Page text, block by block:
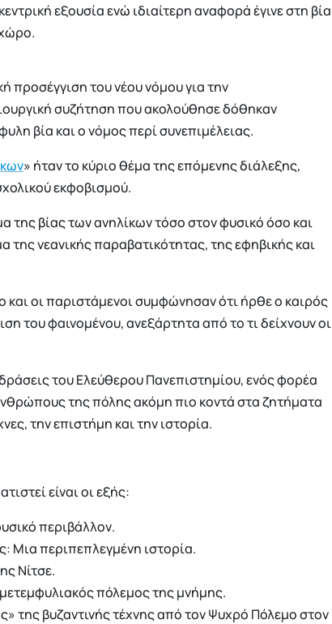
εξουσία ενώ ιδιαίτερη αναφορά έγινε στη βία
προσέγγιση του νέου νόμου για την
συζήτηση που ακολούθησε δόθηκαν
βία και ο νόμος περί συνεπιμέλειας.
» ήταν το κύριο θέμα της επόμενης διάλεξης,
εκφοβισμού.
της βίας των ανηλίκων τόσο στον φυσικό όσο και
νεανικής παραβατικότητας, της εφηβικής και
οι παριστάμενοι συμφώνησαν ότι ήρθε ο καιρός
του φαινομένου, ανεξάρτητα από το τι δείχνουν οι
του Ελεύθερου Πανεπιστημίου, ενός φορέα
της πόλης ακόμη πιο κοντά στα ζητήματα
την επιστήμη και την ιστορία.
είναι οι εξής:
περιβάλλον.
Μια περιπεπλεγμένη ιστορία.
Νίτσε.
πόλεμος της μνήμης.
της βυζαντινής τέχνης από τον Ψυχρό Πόλεμο στον